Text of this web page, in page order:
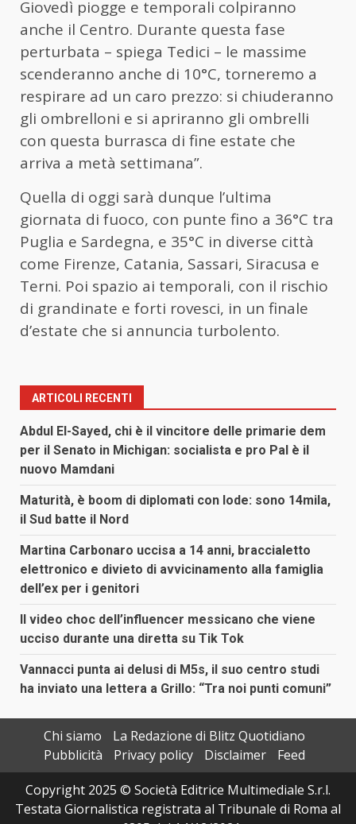
Giovedì piogge e temporali colpiranno
anche il Centro. Durante questa fase
perturbata – spiega Tedici – le massime
scenderanno anche di 10°C, torneremo a
respirare ad un caro prezzo: si chiuderanno
gli ombrelloni e si apriranno gli ombrelli
con questa burrasca di fine estate che
arriva a metà settimana”.
Quella di oggi sarà dunque l’ultima
giornata di fuoco, con punte fino a 36°C tra
Puglia e Sardegna, e 35°C in diverse città
come Firenze, Catania, Sassari, Siracusa e
Terni. Poi spazio ai temporali, con il rischio
di grandinate e forti rovesci, in un finale
d’estate che si annuncia turbolento.
ARTICOLI RECENTI
Abdul El-Sayed, chi è il vincitore delle primarie dem
per il Senato in Michigan: socialista e pro Pal è il
nuovo Mamdani
Maturità, è boom di diplomati con lode: sono 14mila,
il Sud batte il Nord
Martina Carbonaro uccisa a 14 anni, braccialetto
elettronico e divieto di avvicinamento alla famiglia
dell’ex per i genitori
Il video choc dell’influencer messicano che viene
ucciso durante una diretta su Tik Tok
Vannacci punta ai delusi di M5s, il suo centro studi
ha inviato una lettera a Grillo: “Tra noi punti comuni”
Chi siamo
La Redazione di Blitz Quotidiano
Pubblicità
Privacy policy Disclaimer
Feed
Copyright 2025 © Società Editrice Multimediale S.r.l.
Testata Giornalistica registrata al Tribunale di Roma al